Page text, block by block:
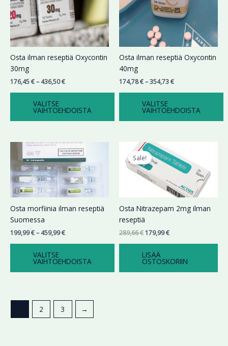
Osta ilman reseptiä Oxycontin
30mg
176,45€– 436,50€
VALITSE
VAIHTOEHDOISTA
Voit
tehdä
valinnat
tuotteen
sivulla.
Osta ilman reseptiä Oxycontin
40mg
174,78€–354,73€
VALITSE
VAIHTOEHDOISTA
Voit
tehdä
valinnat
sivulla.
Osta morfiinia ilman reseptiä
Suomessa
199,99€– 459,99€
Hintaluokka:
199,99 €
-
459,99 €
VALITSE
VAIHTOEHDOISTA
tuotteella
on
useampi
muunnelma.
tehdä
valinnat
tuotteen
Sale!
Osta Nitrazepam 2mg ilman
reseptiä
289,66€
Alkuperäinen
hinta
oli:
289,66 €.
179,99€
hinta
on:
179,99 €.
LISÄÄ
OSTOSKORIIN
2 3 →